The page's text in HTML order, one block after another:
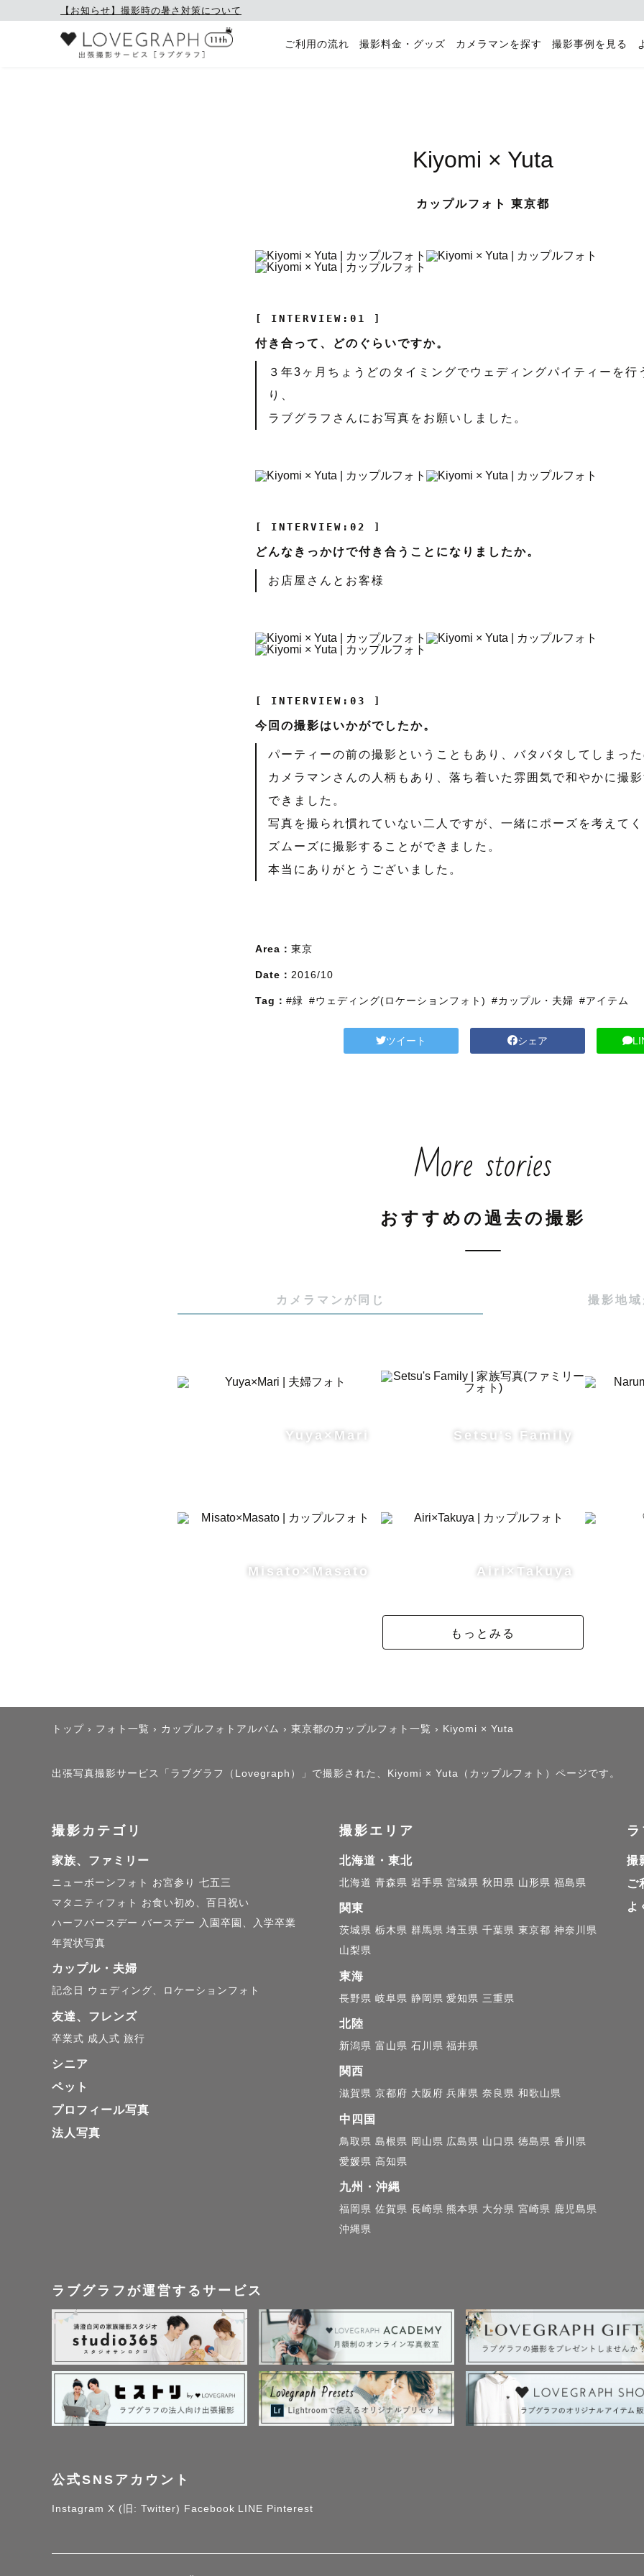
【お知らせ】撮影時の暑さ対策について
ご利用の流れ 撮影料金・グッズ カメラマンを探す 撮影事例を見る
Kiyomi × Yuta
カップルフォト 東京都
[ INTERVIEW:01 ]
付き合って、どのぐらいですか。
３年3ヶ月ちょうどのタイミングでウェディングパイティーを行
り、
ラブグラフさんにお写真をお願いしました。
[ INTERVIEW:02 ]
どんなきっかけで付き合うことになりましたか。
お店屋さんとお客様
[ INTERVIEW:03 ]
今回の撮影はいかがでしたか。
パーティーの前の撮影ということもあり、バタバタしてしまった
カメラマンさんの人柄もあり、落ち着いた雰囲気で和やかに撮
できました。
写真を撮られ慣れていない二人ですが、一緒にポーズを考えてく
ズムーズに撮影することができました。
本当にありがとうございました。
Area： 東京
Date： 2016/10
Tag： #緑 #ウェディング(ロケーションフォト) #カップル・夫婦 #アイテム
ツイート シェア
More stories
おすすめの過去の撮影
カメラマンが同じ 撮影地域
Yuya×Mari Setsu's Family
Misato×Masato Airi×Takuya
もっとみる
トップ › フォト一覧 › カップルフォトアルバム › 東京都のカップルフォト一覧 › Kiyomi × Yuta
出張写真撮影サービス「ラブグラフ（Lovegraph）」で撮影された、Kiyomi × Yuta（カップルフォト）ページです。
撮影カテゴリ
家族、ファミリー
ニューボーンフォト お宮参り 七五三
マタニティフォト
お食い初め、百日祝い
ハーフバースデー バースデー
入園卒園、入学卒業
年賀状写真
カップル・夫婦
記念日 ウェディング、ロケーションフォト
友達、フレンズ
卒業式 成人式 旅行
シニア
ペット
プロフィール写真
法人写真
撮影エリア
北海道・東北
北海道 青森県 岩手県 宮城県 秋田県 山形県 福島県
関東
茨城県 栃木県 群馬県 埼玉県 千葉県 東京都 神奈川県
山梨県
東海
長野県 岐阜県 静岡県 愛知県 三重県
北陸
新潟県 富山県 石川県 福井県
関西
滋賀県 京都府 大阪府 兵庫県 奈良県 和歌山県
中四国
鳥取県 島根県 岡山県 広島県 山口県 徳島県 香川県
愛媛県 高知県
九州・沖縄
福岡県 佐賀県 長崎県 熊本県 大分県 宮崎県 鹿児島県
沖縄県
撮
ご
よ
ラブグラフが運営するサービス
公式SNSアカウント
Instagram X (旧: Twitter) Facebook LINE Pinterest